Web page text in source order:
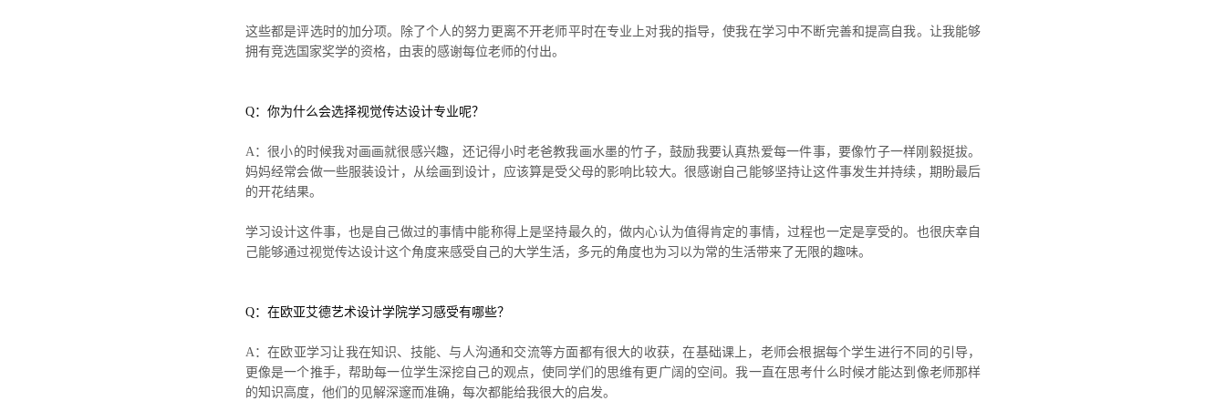
这些都是评选时的加分项。除了个人的努力更离不开老师平时在专业上对我的指导，使我在学习中不断完善和提高自我。让我能够
拥有竞选国家奖学的资格，由衷的感谢每位老师的付出。
Q：你为什么会选择视觉传达设计专业呢？
A：很小的时候我对画画就很感兴趣，还记得小时老爸教我画水墨的竹子，鼓励我要认真热爱每一件事，要像竹子一样刚毅挺拔。
妈妈经常会做一些服装设计，从绘画到设计，应该算是受父母的影响比较大。很感谢自己能够坚持让这件事发生并持续，期盼最后
的开花结果。
学习设计这件事，也是自己做过的事情中能称得上是坚持最久的，做内心认为值得肯定的事情，过程也一定是享受的。也很庆幸自
己能够通过视觉传达设计这个角度来感受自己的大学生活，多元的角度也为习以为常的生活带来了无限的趣味。
Q：在欧亚艾德艺术设计学院学习感受有哪些？
A：在欧亚学习让我在知识、技能、与人沟通和交流等方面都有很大的收获，在基础课上，老师会根据每个学生进行不同的引导，
更像是一个推手，帮助每一位学生深挖自己的观点，使同学们的思维有更广阔的空间。我一直在思考什么时候才能达到像老师那样
的知识高度，他们的见解深邃而准确，每次都能给我很大的启发。